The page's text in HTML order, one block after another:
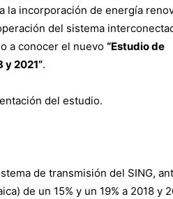
la incorporación de energía
del sistema
a conocer el nuevo “Estudio de
y 2021”.
del estudio.
de transmisión del SING,
de un 15% y un 19% a 2018 y